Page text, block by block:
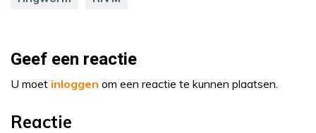
Geef een reactie
U moet inloggen om een reactie te kunnen plaatsen.
Reactie